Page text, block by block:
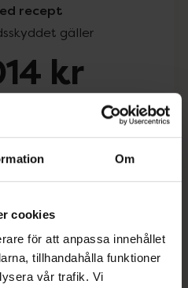
Om
cookies
för att anpassa innehållet
tillhandahålla funktioner
vår trafik. Vi
recept
gäller
kr
recept
Dölj